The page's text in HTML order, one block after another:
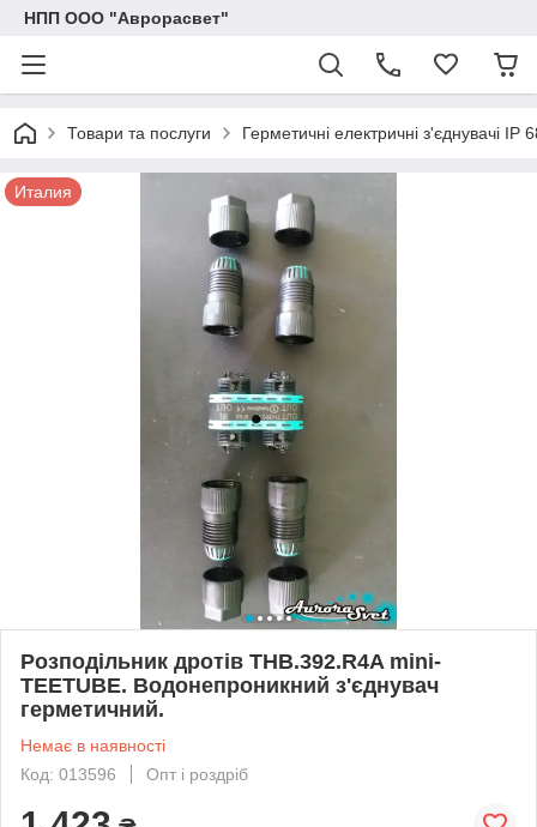
НПП ООО "Аврорасвет"
Товари та послуги Герметичні електричні з'єднувачі IP
Италия
Розподільник дротів THB.392.R4A mini-
TEETUBE. Водонепроникний з'єднувач
герметичний.
Немає в наявності
Код: 013596
Опт і роздріб